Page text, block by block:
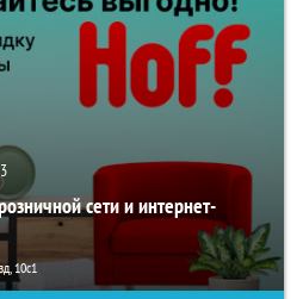
сети и интернет-
10с1